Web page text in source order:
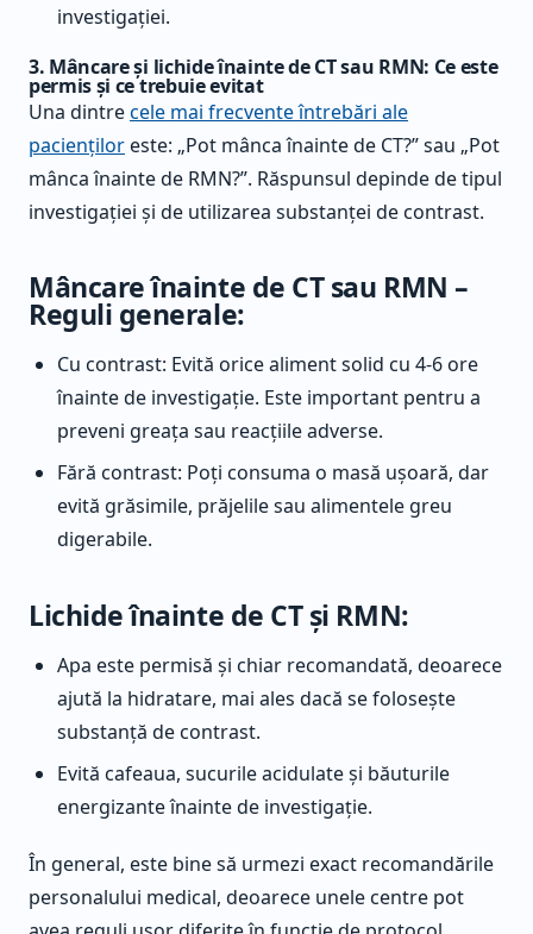
investigației.
3. Mâncare și lichide înainte de CT sau RMN: Ce este
permis și ce trebuie evitat
Una dintrecele mai frecvente întrebări ale
paciențiloreste: „Pot mânca înainte de CT?” sau „Pot
mânca înainte de RMN?”. Răspunsul depinde de tipul
investigației și de utilizarea substanței de contrast.
Mâncare înainte de CT sau RMN –
Reguli generale:
Cu contrast: Evită orice aliment solid cu 4-6 ore
înainte de investigație. Este important pentru a
preveni greața sau reacțiile adverse.
Fără contrast: Poți consuma o masă ușoară, dar
evită grăsimile, prăjelile sau alimentele greu
digerabile.
Lichide înainte de CT și RMN:
Apa este permisă și chiar recomandată, deoarece
ajută la hidratare, mai ales dacă se folosește
substanță de contrast.
Evită cafeaua, sucurile acidulate și băuturile
energizante înainte de investigație.
În general, este bine să urmezi exact recomandările
personalului medical, deoarece unele centre pot